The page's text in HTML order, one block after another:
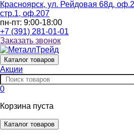
Красноярск, ул. Рейдовая 68д,
стр.1, оф.207
пн-пт: 9:00-18:00
+7 (391) 281-01-01
Заказать звонок
Каталог товаров
Акции
0
Корзина пуста
Каталог товаров